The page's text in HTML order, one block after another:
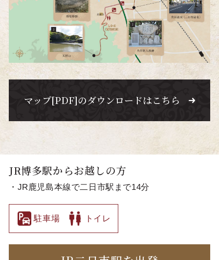
マップ[PDF]のダウンロードはこちら
JR博多駅からお越しの方
・JR鹿児島本線で二日市駅まで14分
駐車場 トイレ